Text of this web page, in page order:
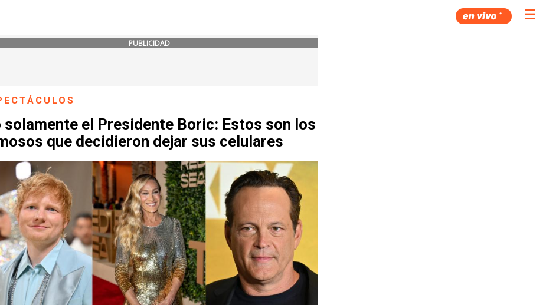
☰
PUBLICIDAD
solamente el Presidente Boric: Estos son los
que decidieron dejar sus celulares